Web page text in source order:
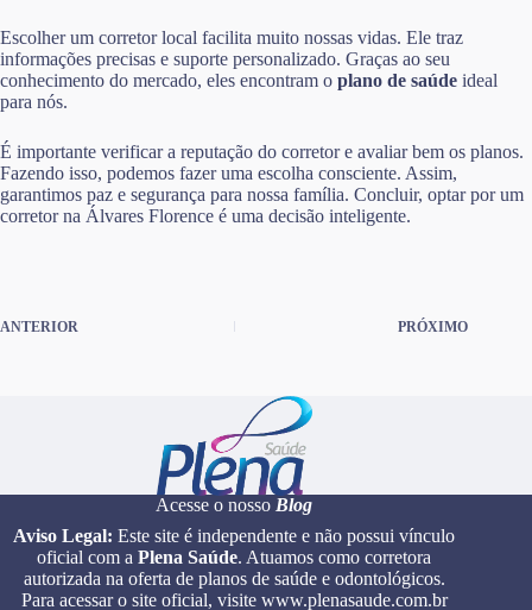
Escolher um corretor local facilita muito nossas vidas. Ele traz
informações precisas e suporte personalizado. Graças ao seu
conhecimento do mercado, eles encontram o plano de saúde ideal
para nós.
É importante verificar a reputação do corretor e avaliar bem os planos.
Fazendo isso, podemos fazer uma escolha consciente. Assim,
garantimos paz e segurança para nossa família. Concluir, optar por um
corretor na Álvares Florence é uma decisão inteligente.
ANTERIOR PRÓXIMO
Acesse o nosso Blog
Aviso Legal: Este site é independente e não possui vínculo
oficial com aPlena Saúde. Atuamos como corretora
autorizada na oferta de planos de saúde e odontológicos.
Para acessar o site oficial, visite www.plenasaude.com.br